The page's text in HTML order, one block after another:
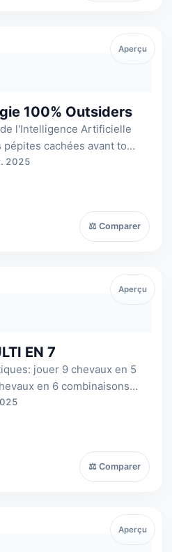
100% Outsiders
l'Intelligence Artificielle
cachées avant tout
fo…
2025
⚖ Comparer
Aperçu
EN 7
jouer 9 chevaux en 5
en 6 combinaisons,
de ces 2 sy…
⚖ Comparer
Aperçu
Aperçu